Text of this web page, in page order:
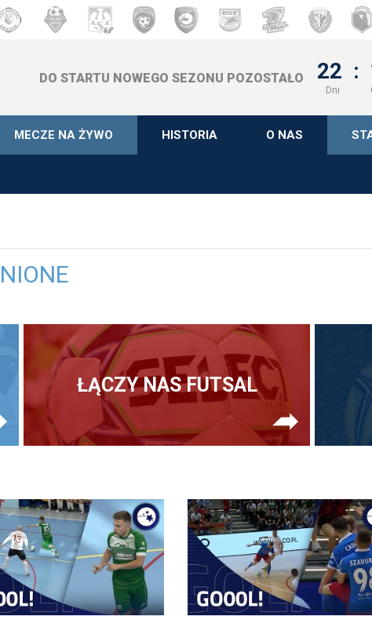
DO STARTU NOWEGO SEZONU POZOSTAŁO 22 :
Dni
MECZE NA ŻYWO HISTORIA O NAS
ŁĄCZY NAS FUTSAL